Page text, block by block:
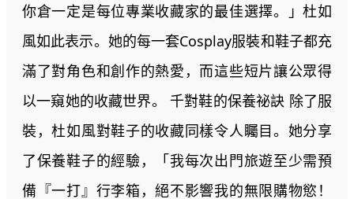
你倉一定是每位專業收藏家的最佳選擇。」杜如
風如此表示。她的每一套Cosplay服裝和鞋子都充
滿了對角色和創作的熱愛，而這些短片讓公眾得
以一窺她的收藏世界。 千對鞋的保養祕訣 除了服
裝，杜如風對鞋子的收藏同樣令人矚目。她分享
了保養鞋子的經驗，「我每次出門旅遊至少需預
備『一打』行李箱，絕不影響我的無限購物慾！